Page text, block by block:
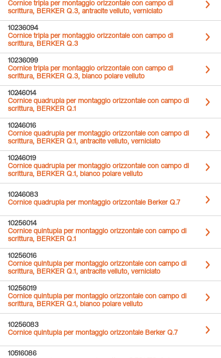
Cornice tripla per montaggio orizzontale con campo di
scrittura, BERKER Q.3, antracite velluto, verniciato
10236094
Cornice tripla per montaggio orizzontale con campo di
scrittura, BERKER Q.3
10236099
Cornice tripla per montaggio orizzontale con campo di
scrittura, BERKER Q.3, bianco polare velluto
10246014
Cornice quadrupla per montaggio orizzontale con campo di
scrittura, BERKER Q.1
10246016
Cornice quadrupla per montaggio orizzontale con campo di
scrittura, BERKER Q.1, antracite velluto, verniciato
10246019
Cornice quadrupla per montaggio orizzontale con campo di
scrittura, BERKER Q.1, bianco polare velluto
10246083
Cornice quadrupla per montaggio orizzontale Berker Q.7
10256014
Cornice quintupla per montaggio orizzontale con campo di
scrittura, BERKER Q.1
10256016
Cornice quintupla per montaggio orizzontale con campo di
scrittura, BERKER Q.1, antracite velluto, verniciato
10256019
Cornice quintupla per montaggio orizzontale con campo di
scrittura, BERKER Q.1, bianco polare velluto
10256083
Cornice quintupla per montaggio orizzontale Berker Q.7
10516086